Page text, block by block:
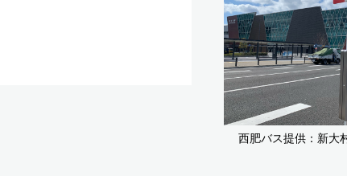
西肥バス提供：新大